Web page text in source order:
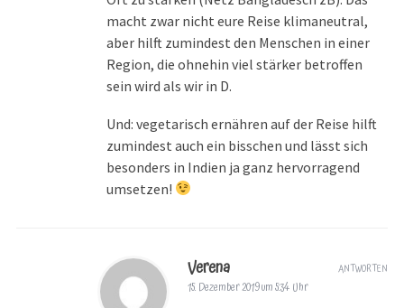
macht zwar nicht eure Reise klimaneutral,
aber hilft zumindest den Menschen in einer
Region, die ohnehin viel stärker betroffen
sein wird als wir in D.
Und: vegetarisch ernähren auf der Reise hilft
zumindest auch ein bisschen und lässt sich
besonders in Indien ja ganz hervorragend
umsetzen!
Verena
15. Dezember 2019 um 5:34 Uhr
ANTWORTEN